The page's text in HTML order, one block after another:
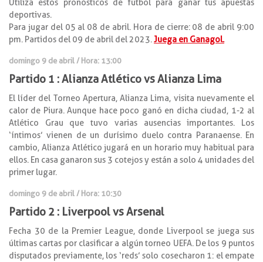
Utiliza estos pronósticos de fútbol para ganar tus apuestas
deportivas.
Para jugar del 05 al 08 de abril. Hora de cierre: 08 de abril 9:00
pm. Partidos del 09 de abril del 2023. Juega en Ganagol.
domingo 9 de abril / Hora: 13:00
Partido 1 : Alianza Atlético vs Alianza Lima
El líder del Torneo Apertura, Alianza Lima, visita nuevamente el
calor de Piura. Aunque hace poco ganó en dicha ciudad, 1-2 al
Atlético Grau que tuvo varias ausencias importantes. Los
‘íntimos’ vienen de un durísimo duelo contra Paranaense. En
cambio, Alianza Atlético jugará en un horario muy habitual para
ellos. En casa ganaron sus 3 cotejos y están a solo 4 unidades del
primer lugar.
domingo 9 de abril / Hora: 10:30
Partido 2 : Liverpool vs Arsenal
Fecha 30 de la Premier League, donde Liverpool se juega sus
últimas cartas por clasificar a algún torneo UEFA. De los 9 puntos
disputados previamente, los ‘reds’ solo cosecharon 1: el empate